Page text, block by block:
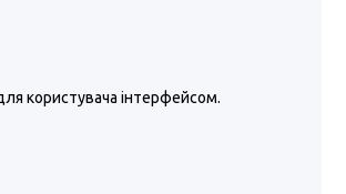
користувача інтерфейсом.